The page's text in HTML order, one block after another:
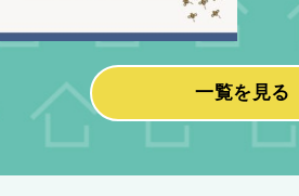
一覧を見る